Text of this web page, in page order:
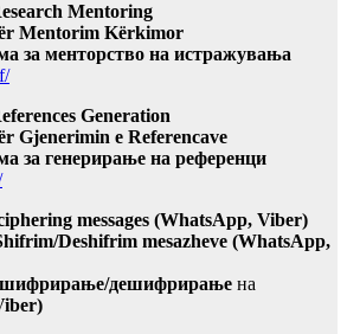
Mentoring
Mentorim Kërkimor
за менторство на истражувања
Generation
Gjenerimin e Referencave
за генерирање на референци
messages (WhatsApp, Viber)
Deshifrim mesazheve (WhatsApp,
шифрирање/дешифрирање на